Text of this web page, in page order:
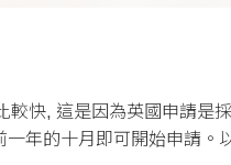
較快, 這是因為英國申請是
年的十月即可開始申請。